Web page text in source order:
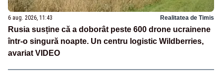
6 aug. 2026, 11:43 Realitatea de Timis
Rusia susține că a doborât peste 600 drone ucrainene
într-o singură noapte. Un centru logistic Wildberries,
avariat VIDEO